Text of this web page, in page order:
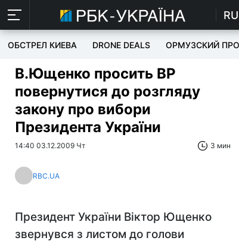
RU
ОБСТРЕЛ КИЕВА DRONE DEALS ОРМУЗСКИЙ
В.Ющенко просить ВР
повернутися до розгляду
закону про вибори
Президента України
14:40 03.12.2009 Чт 3 мин
RBC.UA
Президент України Віктор Ющенко
звернувся з листом до голови